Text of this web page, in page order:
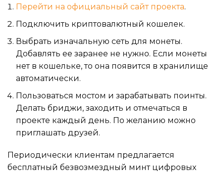
Перейти на официальный сайт проекта.
Подключить криптовалютный кошелек.
Выбрать изначальную сеть для монеты.
Добавлять ее заранее не нужно. Если монеты
нет в кошельке, то она появится в хранилище
автоматически.
Пользоваться мостом и зарабатывать поинты.
Делать бриджи, заходить и отмечаться в
проекте каждый день. По желанию можно
приглашать друзей.
Периодически клиентам предлагается
бесплатный безвозмездный минт цифровых